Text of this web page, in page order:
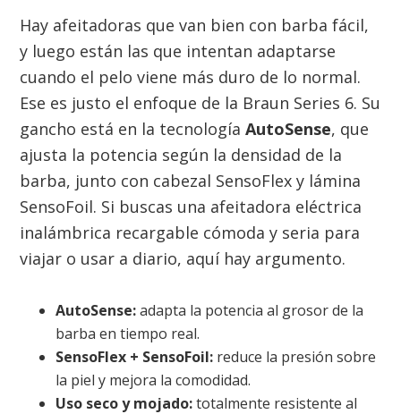
Hay afeitadoras que van bien con barba fácil,
y luego están las que intentan adaptarse
cuando el pelo viene más duro de lo normal.
Ese es justo el enfoque de la Braun Series 6. Su
gancho está en la tecnologíaAutoSense, que
ajusta la potencia según la densidad de la
barba, junto con cabezal SensoFlex y lámina
SensoFoil. Si buscas una afeitadora eléctrica
inalámbrica recargable cómoda y seria para
viajar o usar a diario, aquí hay argumento.
AutoSense:adapta la potencia al grosor de la
barba en tiempo real.
SensoFlex + SensoFoil: reduce la presión sobre
la piel y mejora la comodidad.
Uso seco y mojado:totalmente resistente al